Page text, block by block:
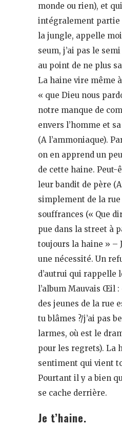
monde ou rien), et
intégralement partie
la jungle, appelle
seum, j’ai pas le
au point de ne plus
La haine vire même
« que Dieu nous
notre manque de
envers l’homme et
(A l’ammoniaque).
on en apprend un
de cette haine. Peut-
leur bandit de père
simplement de la rue
souffrances (« Que
pue dans la street à
toujours la haine » –
une nécessité. Un
d’autrui qui rappelle
l’album Mauvais Œil
des jeunes de la rue
tu blâmes ?/j’ai pas
larmes, où est le
pour les regrets). La
sentiment qui vient
Pourtant il y a bien
se cache derrière.
Je t’haine.